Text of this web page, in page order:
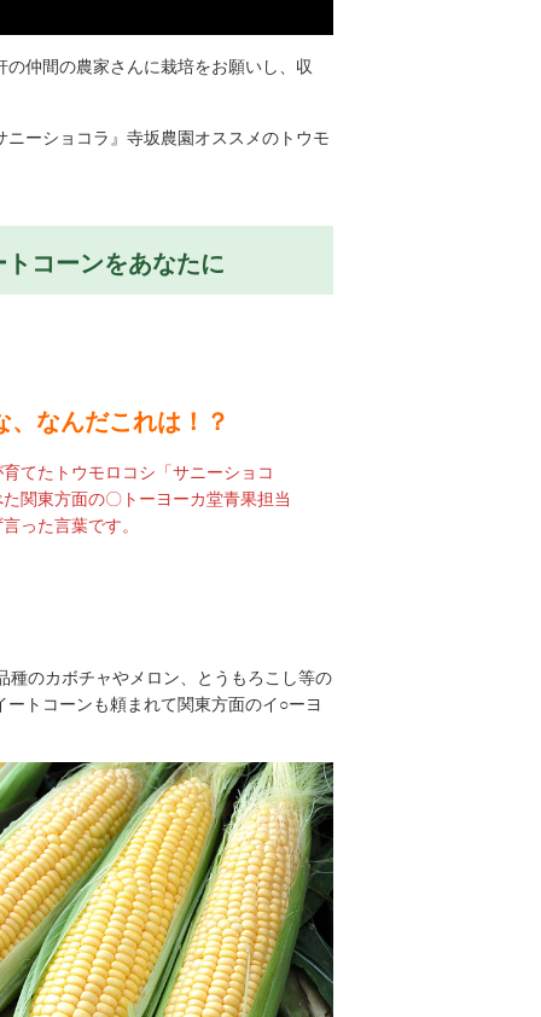
仲間の農家さんに栽培をお願いし、収
ーショコラ』寺坂農園オススメのトウモ
コーンをあなたに
、なんだこれは！？
てたトウモロコシ「サニーショコ
関東方面の〇トーヨーカ堂青果担当
った言葉です。
のカボチャやメロン、とうもろこし等の
トコーンも頼まれて関東方面のイ○ーヨ